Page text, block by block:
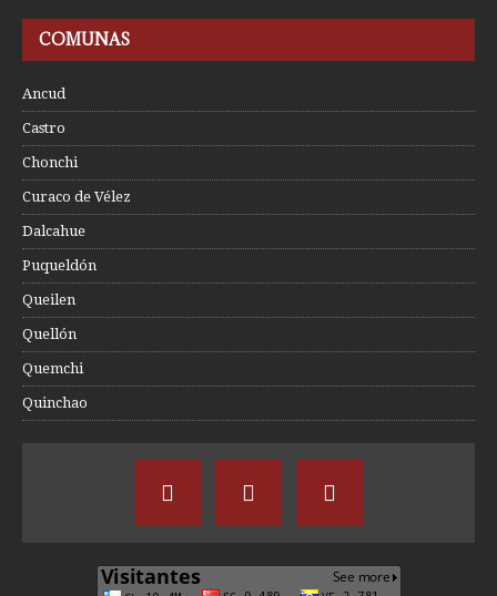
COMUNAS
Ancud
Castro
Chonchi
Curaco de Vélez
Dalcahue
Puqueldón
Queilen
Quellón
Quemchi
Quinchao